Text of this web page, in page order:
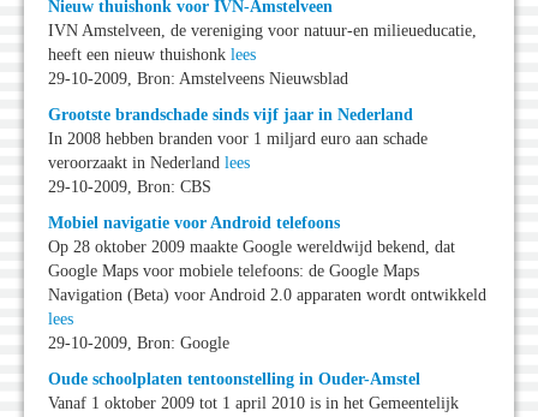
Nieuw thuishonk voor IVN-Amstelveen
IVN Amstelveen, de vereniging voor natuur-en milieueducatie,
heeft een nieuw thuishonk lees
29-10-2009, Bron: Amstelveens Nieuwsblad
Grootste brandschade sinds vijf jaar in Nederland
In 2008 hebben branden voor 1 miljard euro aan schade
veroorzaakt in Nederland lees
29-10-2009, Bron: CBS
Mobiel navigatie voor Android telefoons
Op 28 oktober 2009 maakte Google wereldwijd bekend, dat
Google Maps voor mobiele telefoons: de Google Maps
Navigation (Beta) voor Android 2.0 apparaten wordt ontwikkeld
lees
29-10-2009, Bron: Google
Oude schoolplaten tentoonstelling in Ouder-Amstel
Vanaf 1 oktober 2009 tot 1 april 2010 is in het Gemeentelijk